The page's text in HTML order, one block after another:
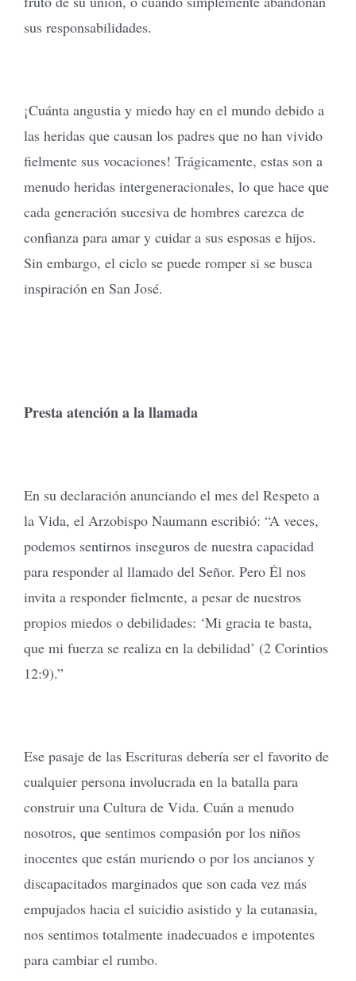
sus responsabilidades.
¡Cuánta angustia y miedo hay en el mundo debido a
las heridas que causan los padres que no han vivido
fielmente sus vocaciones! Trágicamente, estas son a
menudo heridas intergeneracionales, lo que hace que
cada generación sucesiva de hombres carezca de
confianza para amar y cuidar a sus esposas e hijos.
Sin embargo, el ciclo se puede romper si se busca
inspiración en San José.
Presta atención a la llamada
En su declaración anunciando el mes del Respeto a
la Vida, el Arzobispo Naumann escribió: “A veces,
podemos sentirnos inseguros de nuestra capacidad
para responder al llamado del Señor. Pero Él nos
invita a responder fielmente, a pesar de nuestros
propios miedos o debilidades: ‘Mi gracia te basta,
que mi fuerza se realiza en la debilidad’ (2 Corintios
12:9).”
Ese pasaje de las Escrituras debería ser el favorito de
cualquier persona involucrada en la batalla para
construir una Cultura de Vida. Cuán a menudo
nosotros, que sentimos compasión por los niños
inocentes que están muriendo o por los ancianos y
discapacitados marginados que son cada vez más
empujados hacia el suicidio asistido y la eutanasia,
nos sentimos totalmente inadecuados e impotentes
para cambiar el rumbo.